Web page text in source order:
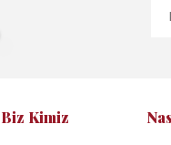
Biz Kimiz